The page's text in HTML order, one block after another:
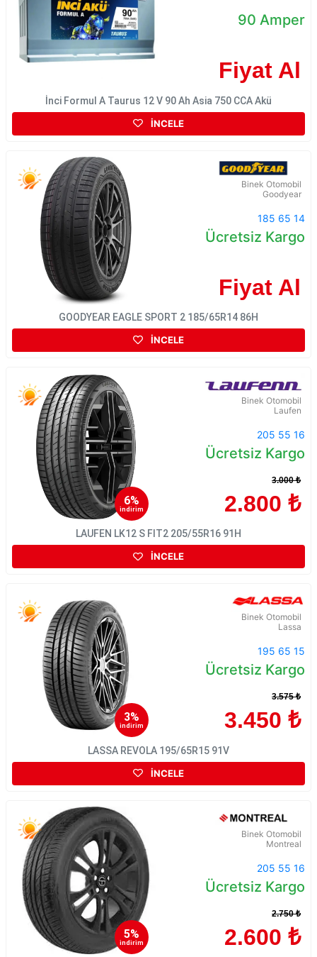
90 Amper
Fiyat Al
İnci Formul A Taurus 12 V 90 Ah Asia 750 CCA Akü
İNCELE
Binek Otomobil
Goodyear
185 65 14
Ücretsiz Kargo
Fiyat Al
GOODYEAR EAGLE SPORT 2 185/65R14 86H
İNCELE
6%
indirim
Binek Otomobil
Laufen
205 55 16
Ücretsiz Kargo
3.000 ₺
2.800 ₺
LAUFEN LK12 S FIT2 205/55R16 91H
İNCELE
3%
indirim
Binek Otomobil
Lassa
195 65 15
Ücretsiz Kargo
3.575 ₺
3.450 ₺
LASSA REVOLA 195/65R15 91V
İNCELE
5%
indirim
Binek Otomobil
Montreal
205 55 16
Ücretsiz Kargo
2.750 ₺
2.600 ₺